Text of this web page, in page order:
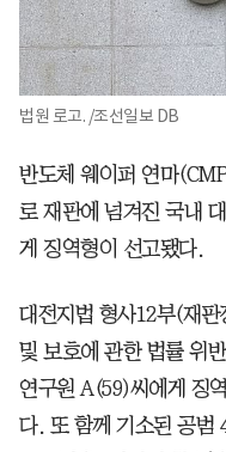
법원 로고. /조선일보 DB
반도체 웨이퍼 연마
로 재판에 넘겨진 국내
게 징역형이 선고됐다.
대전지법 형사12부(재판
및 보호에 관한 법률 위
연구원 A(59)씨에게 징
다. 또 함께 기소된 공범